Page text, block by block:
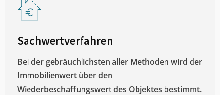
Sachwertverfahren
Bei der gebräuchlichsten aller Methoden wird der
Immobilienwert über den
Wiederbeschaffungswert des Objektes bestimmt.